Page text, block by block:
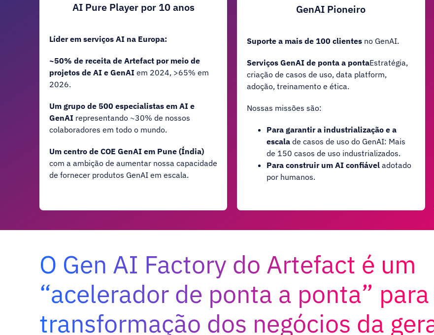
AI Pure Player por 10 anos
Líder em serviços AI na Europa:
~50% de receita de Artefact por meio de
projetos de AI e GenAI em 2024, >65% em
2026.
Um grupo de 500 especialistas em AI e
GenAI representando ~30% de nossos
colaboradores em todo o mundo.
Um centro de COE GenAI em Pune (Índia)
com a ambição de aumentar nossa capacidade
de fornecer produtos GenAI em escala.
GenAI Pioneiro
Suporte a mais de 100 clientes no GenAI.
Serviços GenAI de ponta a pontaEstratégia,
criação de casos de uso, data platform,
adoção, treinamento e ética.
Nossas missões são:
Para garantir a industrialização e a
escala de casos de uso do GenAI: Mais
de 150 casos de uso industrializados.
Para construir um AI confiável adotado
por humanos.
O Gen AI Factory do Artefact é um
“acelerador de ponta a ponta” para
transformação dos negócios da